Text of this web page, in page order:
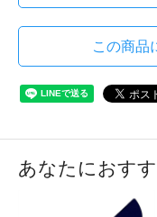
この商品
あなたにおす